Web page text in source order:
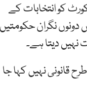
کو انتخابات کے
دونوں نگران حکومتیں
نہیں دیتا ہے۔
کو کسی طرح قانونی نہیں کہا جا